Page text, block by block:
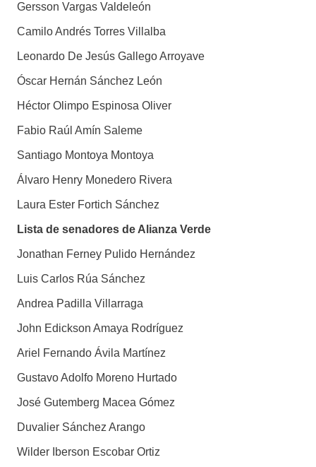
Gersson Vargas Valdeleón
Camilo Andrés Torres Villalba
Leonardo De Jesús Gallego Arroyave
Óscar Hernán Sánchez León
Héctor Olimpo Espinosa Oliver
Fabio Raúl Amín Saleme
Santiago Montoya Montoya
Álvaro Henry Monedero Rivera
Laura Ester Fortich Sánchez
Lista de senadores de Alianza Verde
Jonathan Ferney Pulido Hernández
Luis Carlos Rúa Sánchez
Andrea Padilla Villarraga
John Edickson Amaya Rodríguez
Ariel Fernando Ávila Martínez
Gustavo Adolfo Moreno Hurtado
José Gutemberg Macea Gómez
Duvalier Sánchez Arango
Wilder Iberson Escobar Ortiz